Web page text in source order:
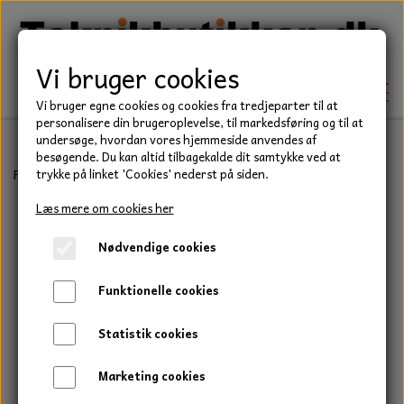
TEKNIK
KILEREMME
LEJER
PAKDÅSER
LÅSERINGE
BEFÆSTELSE
HAVE/PARK
UNIVERSALE REMME TIL PLÆNEKLIPPER OG
HAVETRAKTOR
TRAKTOR/ENTREPRENØR
Forside Have/Park Bensinslange og filtre
Vi bruger cookies
Vi bruger egne cookies og cookies fra tredjeparter til at
personalisere din brugeroplevelse, til markedsføring og til at
undersøge, hvordan vores hjemmeside anvendes af
besøgende. Du kan altid tilbagekalde dit samtykke ved at
trykke på linket 'Cookies' nederst på siden.
Læs mere om cookies her
Nødvendige cookies
Funktionelle cookies
Statistik cookies
Marketing cookies